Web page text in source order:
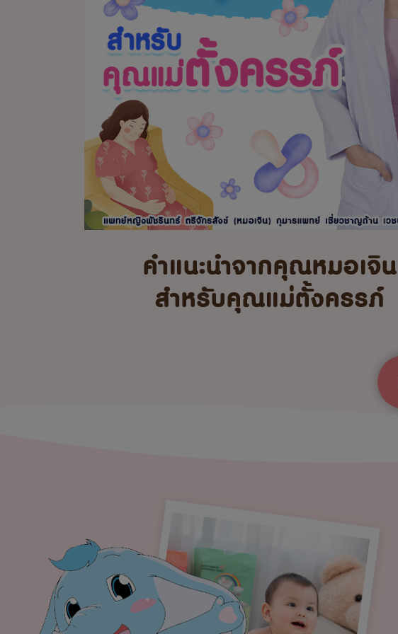
คำแนะนำจากคุณหมอเจิน
สำหรับคุณแม่ตั้งครรภ์